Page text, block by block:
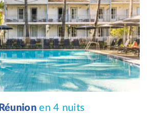
Réunionen 4 nuits